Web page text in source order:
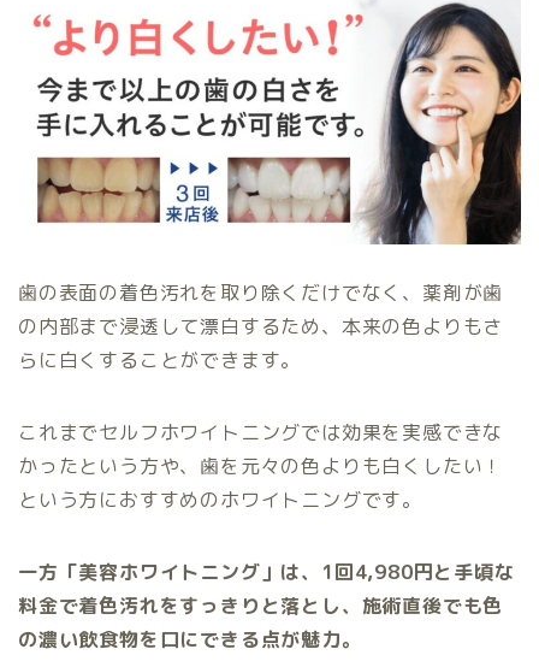
歯の表面の着色汚れを取り除くだけでなく、薬剤が歯
の内部まで浸透して漂白するため、本来の色よりもさ
らに白くすることができます。
これまでセルフホワイトニングでは効果を実感できな
かったという方や、歯を元々の色よりも白くしたい！
という方におすすめのホワイトニングです。
一方「美容ホワイトニング」は、1回4,980円と手頃な
料金で着色汚れをすっきりと落とし、施術直後でも色
の濃い飲食物を口にできる点が魅力。